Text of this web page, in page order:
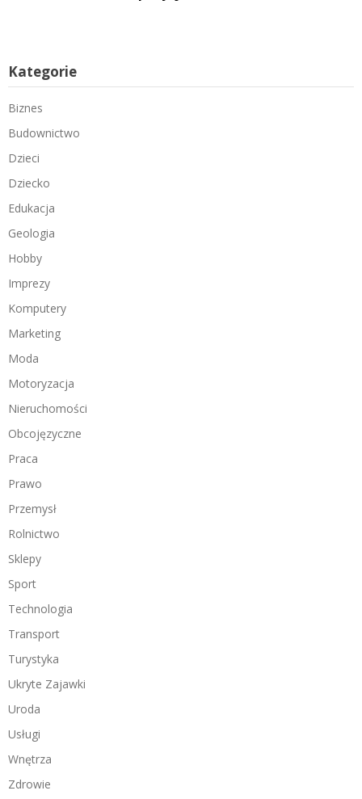
Kategorie
Biznes
Budownictwo
Dzieci
Dziecko
Edukacja
Geologia
Hobby
Imprezy
Komputery
Marketing
Moda
Motoryzacja
Nieruchomości
Obcojęzyczne
Praca
Prawo
Przemysł
Rolnictwo
Sklepy
Sport
Technologia
Transport
Turystyka
Ukryte Zajawki
Uroda
Usługi
Wnętrza
Zdrowie